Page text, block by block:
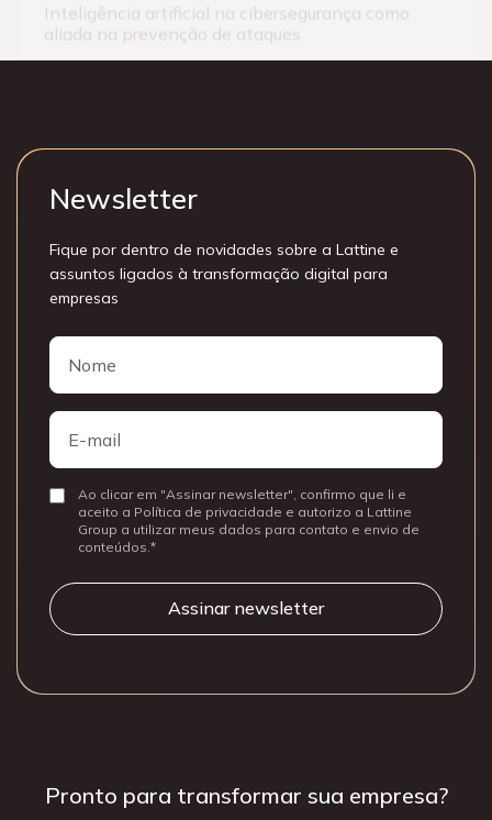
Inteligência artificial na cibersegurança como
aliada na prevenção de ataques
Newsletter
Fique por dentro de novidades sobre a Lattine e
assuntos ligados à transformação digital para
empresas
Nome
E-
mail
ConsentirAo clicar em "Assinar newsletter", confirmo que li e
aceito a Política de privacidade e autorizo a Lattine
Group a utilizar meus dados para contato e envio de
conteúdos.
Pronto para transformar sua empresa?